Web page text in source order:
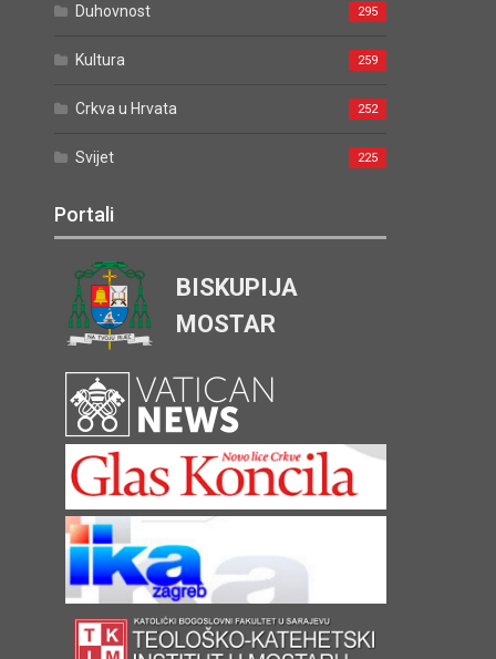
Duhovnost 295
Kultura 259
Crkva u Hrvata 252
Svijet 225
Portali
BISKUPIJA
MOSTAR